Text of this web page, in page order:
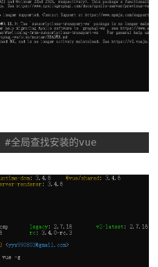
#全局查找安装的vue